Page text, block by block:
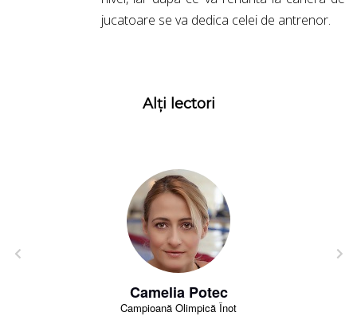
jucatoare se va dedica celei de antrenor.
Alți lectori
Camelia Potec
Campioană Olimpică Înot